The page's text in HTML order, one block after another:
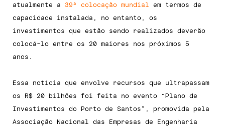
atualmente a 39ª colocação mundial
em termos de
capacidade instalada, no entanto, os
investimentos que estão sendo realizados deverão
colocá-lo entre os 20 maiores nos próximos 5
anos.
Essa notícia que envolve recursos que ultrapassam
os R$ 20 bilhões foi feita no evento “Plano de
Investimentos do Porto de Santos”, promovida pela
Associação Nacional das Empresas de Engenharia